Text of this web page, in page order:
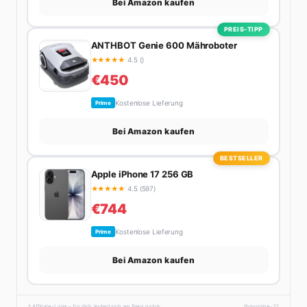
Bei Amazon kaufen
PREIS-TIPP
ANTHBOT Genie 600 Mähroboter
★★★★★ 4.5 ()
€450
Prime Kostenlose Lieferung
Bei Amazon kaufen
BESTSELLER
Apple iPhone 17 256 GB
★★★★★ 4.5 (597)
€744
Prime Kostenlose Lieferung
Bei Amazon kaufen